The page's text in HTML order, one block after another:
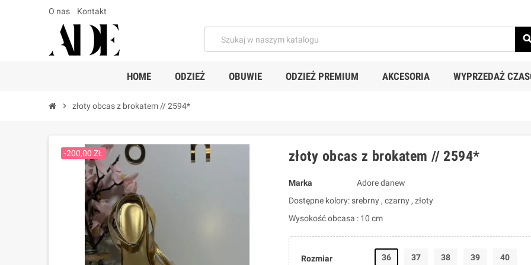
O nas Kontakt
HOME ODZIEŻ OBUWIE ODZIEŻ PREMIUM AKCESORIA WYPRZEDAŻ
chevron_right złoty obcas z brokatem // 2594*
-200,00 ZŁ złoty obcas z brokatem // 2594*
Marka
Adore danew
Dostępne kolory: srebrny , czarny , złoty
Wysokość obcasa : 10 cm
Rozmiar 36 37 38 39 40